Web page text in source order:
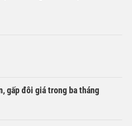
gấp đôi giá trong ba tháng